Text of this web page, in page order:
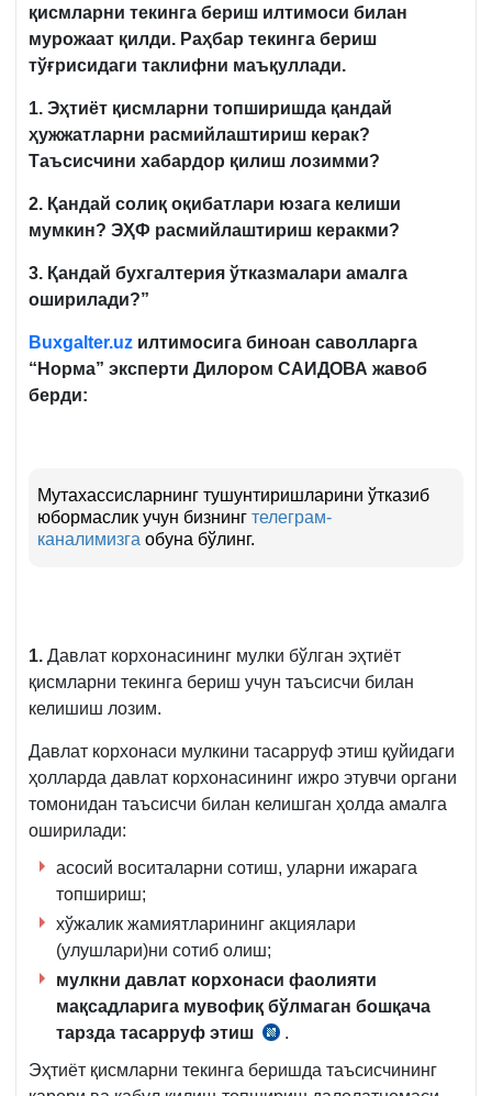
қисмларни текинга бериш илтимоси билан
мурожаат қилди. Раҳбар текинга бериш
тўғрисидаги таклифни маъқуллади.
1. Эҳтиёт қисмларни топширишда қандай
ҳужжатларни расмийлаштириш керак?
Таъсисчини хабардор қилиш лозимми?
2. Қандай солиқ оқибатлари юзага келиши
мумкин? ЭҲФ расмийлаштириш керакми?
3. Қандай бухгалтерия ўтказмалари амалга
оширилади?”
Buxgalter.uz илтимосига биноан саволларга
“Норма” эксперти Дилором САИДОВА жавоб
берди:
Мутахассисларнинг тушунтиришларини ўтказиб
юбормаслик учун бизнинг телеграм-
каналимизга обуна бўлинг.
1. Давлат корхонасининг мулки бўлган эҳтиёт
қисмларни текинга бериш учун таъсисчи билан
келишиш лозим.
Давлат корхонаси мулкини тасарруф этиш қуйидаги
ҳолларда давлат корхонасининг ижро этувчи органи
томонидан таъсисчи билан келишган ҳолда амалга
оширилади:
асосий воситаларни сотиш, уларни ижарага
топшириш;
хўжалик жамиятларининг акциялари
(улушлари)ни сотиб олиш;
мулкни давлат корхонаси фаолияти
мақсадларига мувофиқ бўлмаган бошқача
тарзда тасарруф этиш
Низомнинг
17-
б.,
.
Эҳтиёт қисмларни текинга беришда таъсисчининг